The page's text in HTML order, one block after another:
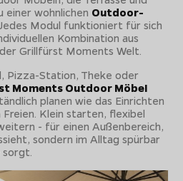
einer wohnlichen Outdoor-
Modul funktioniert für sich
Kombination aus
Grillfürst Moments Welt.
Pizza-Station, Theke oder
Moments Outdoor Möbel
planen wie das Einrichten
Klein starten, flexibel
- für einen Außenbereich,
sondern im Alltag spürbar